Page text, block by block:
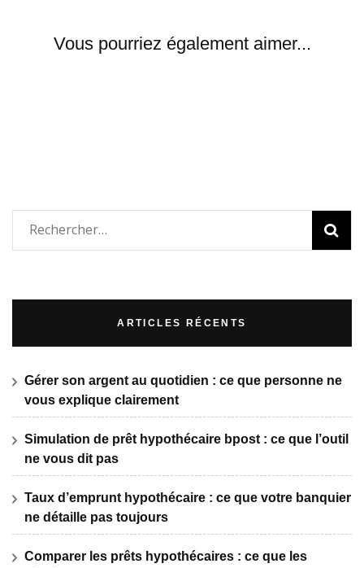
Vous pourriez également aimer...
Rechercher :
ARTICLES RÉCENTS
Gérer son argent au quotidien : ce que personne ne
vous explique clairement
Simulation de prêt hypothécaire bpost : ce que l’outil
ne vous dit pas
Taux d’emprunt hypothécaire : ce que votre banquier
ne détaille pas toujours
Comparer les prêts hypothécaires : ce que les